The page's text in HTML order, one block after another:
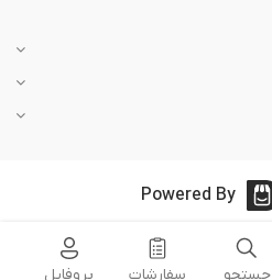
سفارشات جستجو پروفایل
Powered By